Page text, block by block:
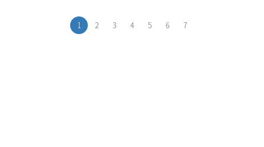
1 2 3 4 5 6 7